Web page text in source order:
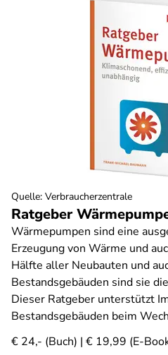
Ratgeber
Wärmepumpen sind eine
Erzeugung von Wärme und
Hälfte aller Neubauten und
Bestandsgebäuden sind sie
Dieser Ratgeber unterstützt
Bestandsgebäuden beim
€ 24,- (Buch) | € 19,99 (E-
Quelle: Verbraucherzentrale